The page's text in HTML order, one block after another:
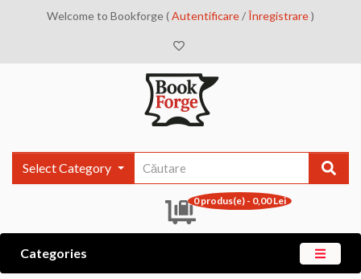
Welcome to Bookforge (Autentificare/Înregistrare)
Select Category
0 produs(e) - 0,00 Lei
Categories